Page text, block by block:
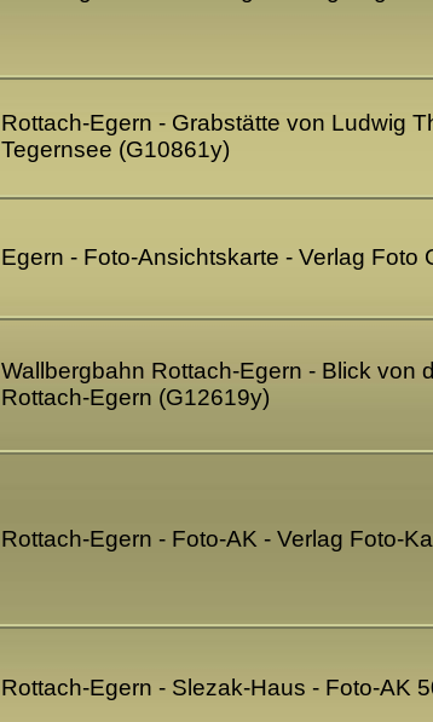
Rottach-Egern - Grabstätte von Ludwig
Tegernsee (G10861y)
Egern - Foto-Ansichtskarte - Verlag Foto
Wallbergbahn Rottach-Egern - Blick von
Rottach-Egern (G12619y)
Rottach-Egern - Foto-AK - Verlag Foto-
Rottach-Egern - Slezak-Haus - Foto-AK